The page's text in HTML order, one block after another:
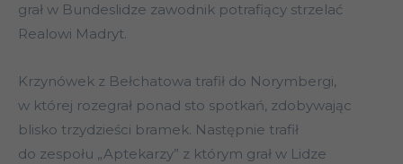
grał w Bundeslidze zawodnik potrafiący strzelać
Realowi Madryt.
Krzynówek z Bełchatowa trafił do Norymbergi,
w której rozegrał ponad sto spotkań, zdobywając
blisko trzydzieści bramek. Następnie trafił
do zespołu „Aptekarzy” z którym grał w Lidze